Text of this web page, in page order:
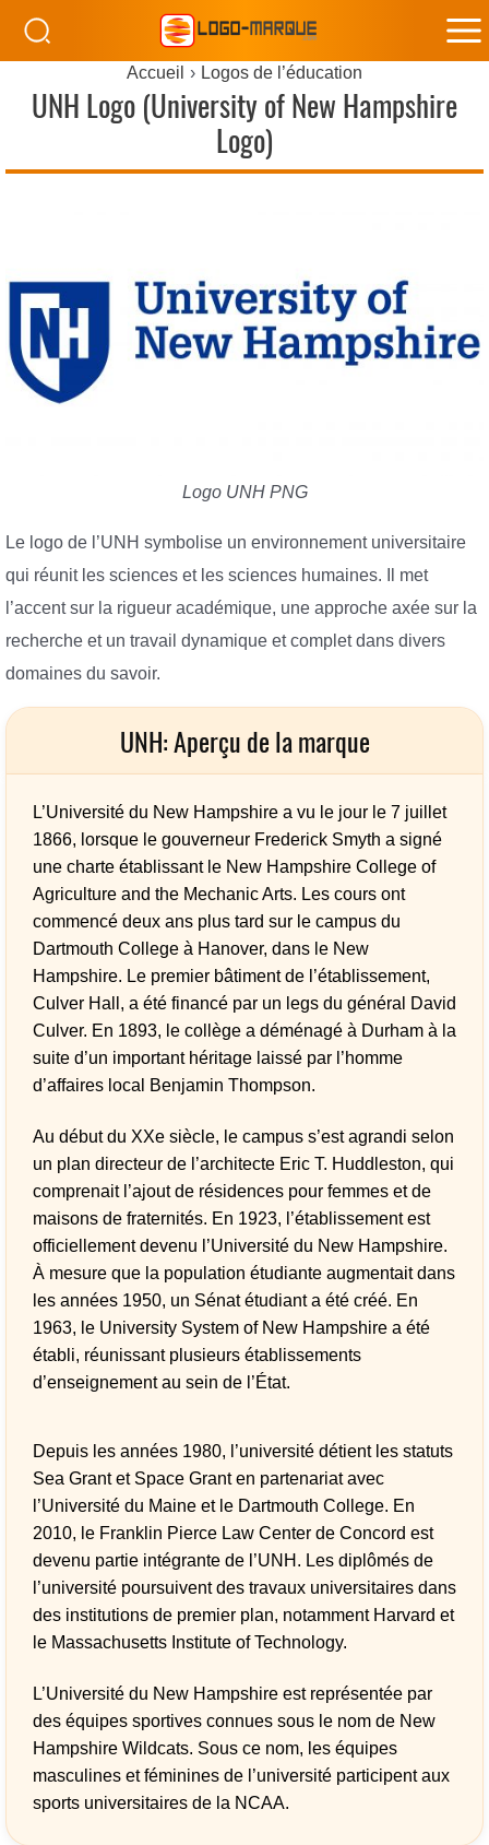
Accueil Logos de l’éducation
UNH Logo (University of New Hampshire
Logo)
Logo UNH PNG
Le logo de l’UNH symbolise un environnement universitaire
qui réunit les sciences et les sciences humaines. Il met
l’accent sur la rigueur académique, une approche axée sur la
recherche et un travail dynamique et complet dans divers
domaines du savoir.
UNH: Aperçu de la marque
L’Université du New Hampshire a vu le jour le 7 juillet
1866, lorsque le gouverneur Frederick Smyth a signé
une charte établissant le New Hampshire College of
Agriculture and the Mechanic Arts. Les cours ont
commencé deux ans plus tard sur le campus du
Dartmouth College à Hanover, dans le New
Hampshire. Le premier bâtiment de l’établissement,
Culver Hall, a été financé par un legs du général David
Culver. En 1893, le collège a déménagé à Durham à la
suite d’un important héritage laissé par l’homme
d’affaires local Benjamin Thompson.
Au début du XXe siècle, le campus s’est agrandi selon
un plan directeur de l’architecte Eric T. Huddleston, qui
comprenait l’ajout de résidences pour femmes et de
maisons de fraternités. En 1923, l’établissement est
officiellement devenu l’Université du New Hampshire.
À mesure que la population étudiante augmentait dans
les années 1950, un Sénat étudiant a été créé. En
1963, le University System of New Hampshire a été
établi, réunissant plusieurs établissements
d’enseignement au sein de l’État.
Depuis les années 1980, l’université détient les statuts
Sea Grant et Space Grant en partenariat avec
l’Université du Maine et le Dartmouth College. En
2010, le Franklin Pierce Law Center de Concord est
devenu partie intégrante de l’UNH. Les diplômés de
l’université poursuivent des travaux universitaires dans
des institutions de premier plan, notamment Harvard et
le Massachusetts Institute of Technology.
L’Université du New Hampshire est représentée par
des équipes sportives connues sous le nom de New
Hampshire Wildcats. Sous ce nom, les équipes
masculines et féminines de l’université participent aux
sports universitaires de la NCAA.